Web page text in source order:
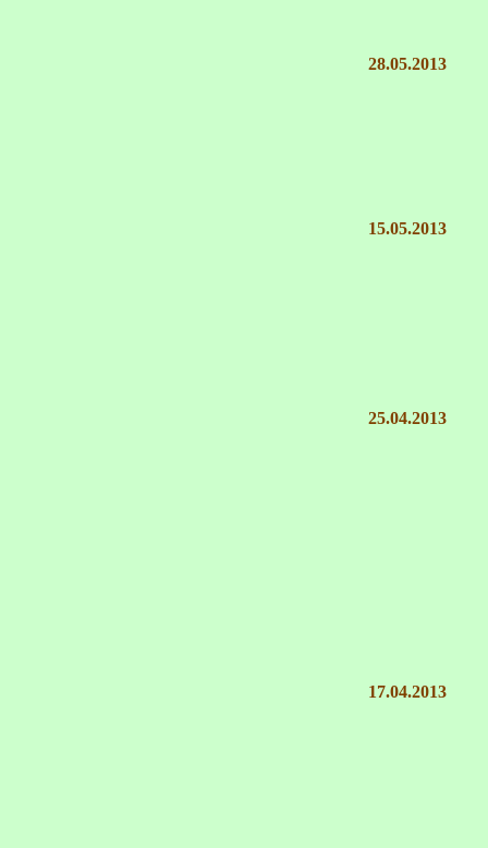
28.05.2013
15.05.2013
25.04.2013
17.04.2013